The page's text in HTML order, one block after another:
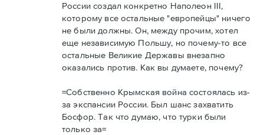
России создал конкретно Наполеон III,
которому все остальные "европейцы" ничего
не были должны. Он, между прочим, хотел
еще независимую Польшу, но почему-то все
остальные Великие Державы внезапно
оказались против. Как вы думаете, почему?
=Собственно Крымская война состоялась из-
за экспансии России. Был шанс захватить
Босфор. Так что думаю, что турки были
только за=